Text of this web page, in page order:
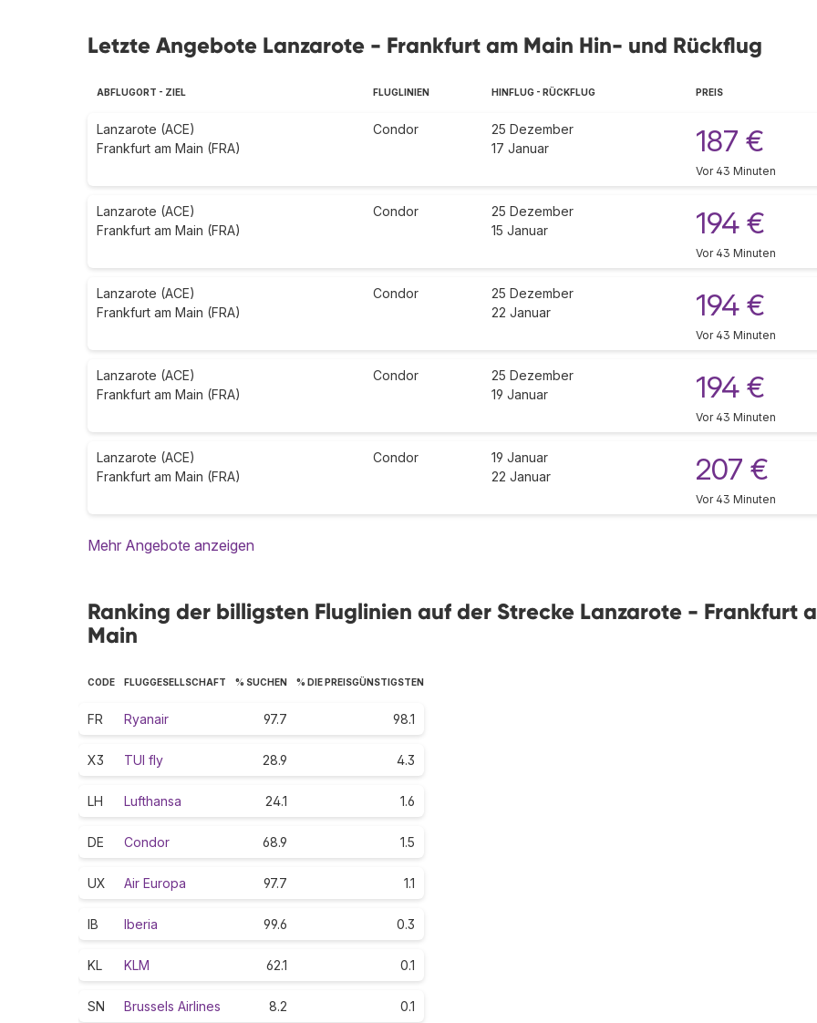
Letzte Angebote Lanzarote - Frankfurt am Main Hin- und Rückflug
ABFLUGORT - ZIEL FLUGLINIEN HINFLUG - RÜCKFLUG PREIS
Lanzarote (ACE)
Frankfurt am Main (FRA)
Condor
25 Dezember
17 Januar
187 €
Vor 43 Minuten
Lanzarote (ACE)
Frankfurt am Main (FRA)
Condor
25 Dezember
15 Januar
194 €
Vor 43 Minuten
Lanzarote (ACE)
Frankfurt am Main (FRA)
Condor
25 Dezember
22 Januar
194 €
Vor 43 Minuten
Lanzarote (ACE)
Frankfurt am Main (FRA)
Condor
25 Dezember
19 Januar
194 €
Vor 43 Minuten
Lanzarote (ACE)
Frankfurt am Main (FRA)
Condor
19 Januar
22 Januar
207 €
Vor 43 Minuten
Mehr Angebote anzeigen
Ranking der billigsten Fluglinien auf der Strecke Lanzarote - Frankfurt
Main
CODE FLUGGESELLSCHAFT % SUCHEN % DIE PREISGÜNSTIGSTEN
FR Ryanair 97.7 98.1
X3 TUI fly 28.9 4.3
LH Lufthansa 24.1 1.6
DE Condor 68.9 1.5
UX Air Europa 97.7 1.1
IB Iberia 99.6 0.3
KL KLM 62.1 0.1
SN Brussels Airlines 8.2 0.1